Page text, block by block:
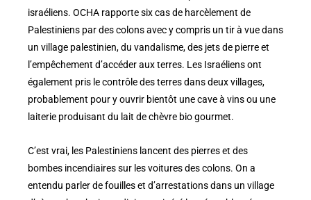
israéliens. OCHA rapporte six cas de harcèlement de
Palestiniens par des colons avec y compris un tir à vue dans
un village palestinien, du vandalisme, des jets de pierre et
l’empêchement d’accéder aux terres. Les Israéliens ont
également pris le contrôle des terres dans deux villages,
probablement pour y ouvrir bientôt une cave à vins ou une
laiterie produisant du lait de chèvre bio gourmet.
C’est vrai, les Palestiniens lancent des pierres et des
bombes incendiaires sur les voitures des colons. On a
entendu parler de fouilles et d’arrestations dans un village